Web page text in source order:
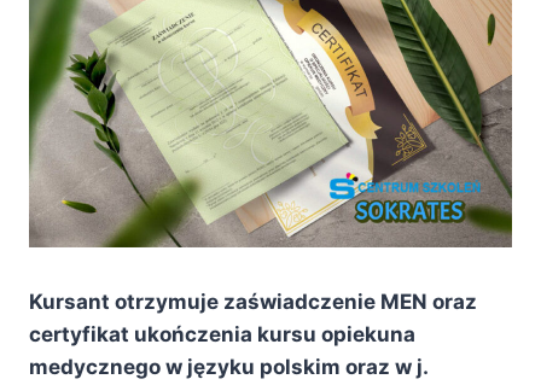
Kursant otrzymuje zaświadczenie MEN oraz
certyfikat ukończenia kursu opiekuna
medycznego w języku polskim oraz w j.